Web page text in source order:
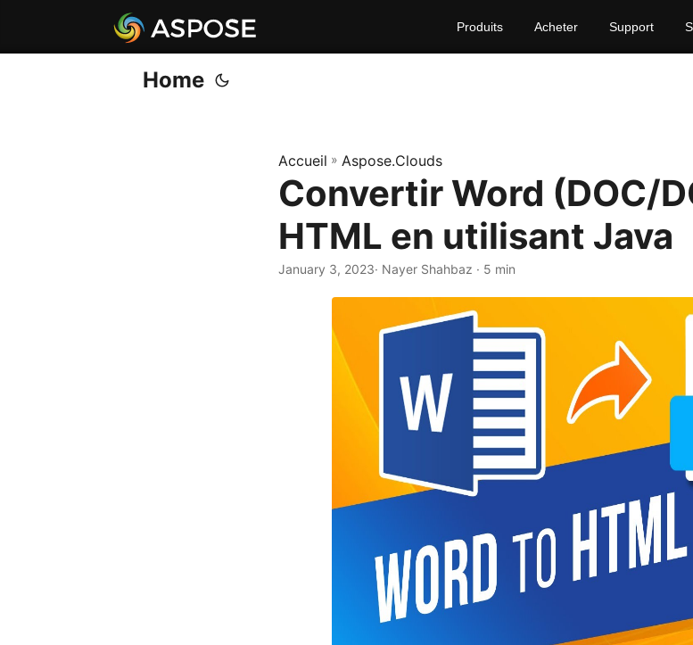
Produits Acheter Support
Home
Accueil » Aspose.Clouds
Convertir Word (DOC/
HTML en utilisant Java
January 3, 2023· Nayer Shahbaz · 5 min